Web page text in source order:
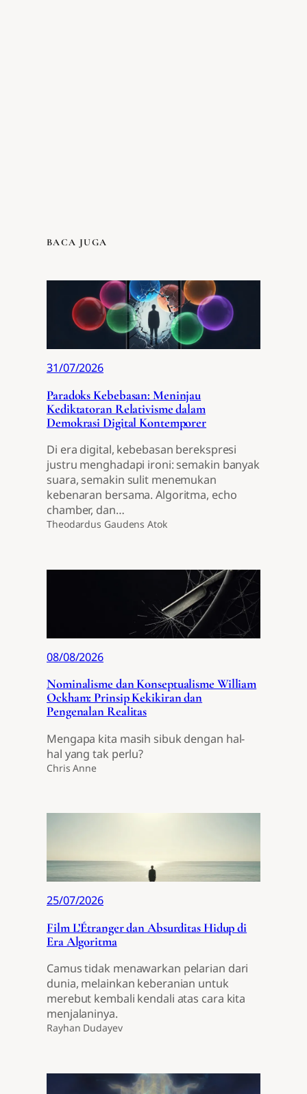
BACA JUGA
31/07/2026
Paradoks Kebebasan: Meninjau
Kediktatoran Relativisme dalam
Demokrasi Digital Kontemporer
Di era digital, kebebasan berekspresi
justru menghadapi ironi: semakin banyak
suara, semakin sulit menemukan
kebenaran bersama. Algoritma, echo
chamber, dan…
Theodardus Gaudens Atok
08/08/2026
Nominalisme dan Konseptualisme William
Ockham: Prinsip Kekikiran dan
Pengenalan Realitas
Mengapa kita masih sibuk dengan hal-
hal yang tak perlu?
Chris Anne
25/07/2026
Film L’Étranger dan Absurditas Hidup di
Era Algoritma
Camus tidak menawarkan pelarian dari
dunia, melainkan keberanian untuk
merebut kembali kendali atas cara kita
menjalaninya.
Rayhan Dudayev